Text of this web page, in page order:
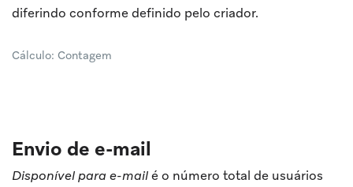
diferindo conforme definido pelo criador.
Cálculo: Contagem
Envio de e-mail
Disponível para e-mailé o número total de usuários